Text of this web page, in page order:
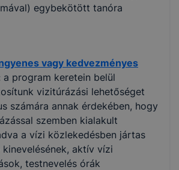
egybekötött tanóra
vagy kedvezményes
a program keretein belül
vizitúrázási lehetőséget
számára annak érdekében, hogy
szemben kialakult
a vízi közlekedésben jártas
aktív vízi
testnevelés órák